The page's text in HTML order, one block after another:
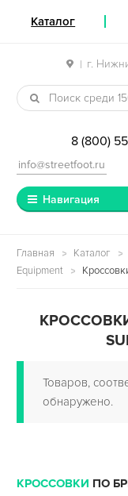
| г.
Перейти к
Перейти к
8 (800)
info@streetfoot.ru
Навигация
Главная Каталог
Equipment
КРОССОВКИ
Товаров,
обнаружено.
КРОССОВКИ ПО
Каталог